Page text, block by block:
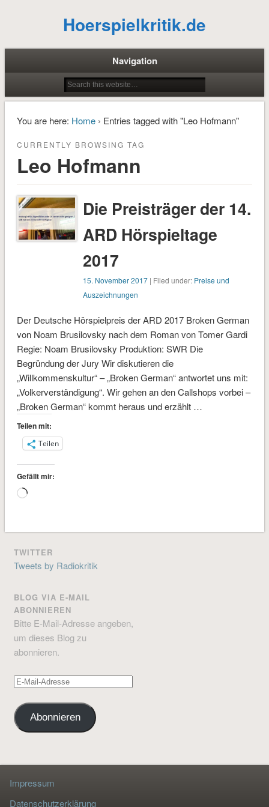
Hoerspielkritik.de
Navigation
You are here: Home› Entries tagged with "Leo Hofmann"
CURRENTLY BROWSING TAG
Leo Hofmann
Die Preisträger der 14.
ARD Hörspieltage
2017
15. November 2017 | Filed under: Preise und
Auszeichnungen
Der Deutsche Hörspielpreis der ARD 2017 Broken German
von Noam Brusilovsky nach dem Roman von Tomer Gardi
Regie: Noam Brusilovsky Produktion: SWR Die
Begründung der Jury Wir diskutieren die
„Willkommenskultur“ – „Broken German“ antwortet uns mit:
„Volkerverständigung“. Wir gehen an den Callshops vorbei –
„Broken German“ kommt heraus und erzählt …
Teilen mit:
Teilen
Gefällt mir:
Wird
TWITTER
Tweets by Radiokritik
BLOG VIA E-MAIL
ABONNIEREN
Bitte E-Mail-Adresse angeben,
um dieses Blog zu
abonnieren.
E-
Adresse
Abonnieren
Impressum
Datenschutzerklärung